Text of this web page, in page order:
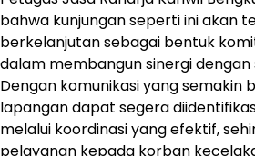
bahwa kunjungan seperti ini akan
berkelanjutan sebagai bentuk
dalam membangun sinergi
Dengan komunikasi yang semakin
lapangan dapat segera
melalui koordinasi yang efektif,
pelayanan kepada korban